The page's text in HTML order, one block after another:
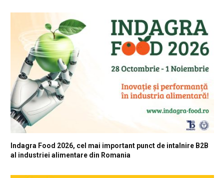
Indagra Food 2026, cel mai important punct de intalnire B2B
al industriei alimentare din Romania